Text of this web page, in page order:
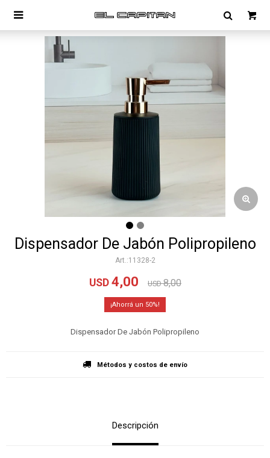

Dispensador De Jabón Polipropileno
11328-2
USD 4,00 USD 8,00
50
Dispensador De Jabón Polipropileno
Métodos y costos de envío
Descripción